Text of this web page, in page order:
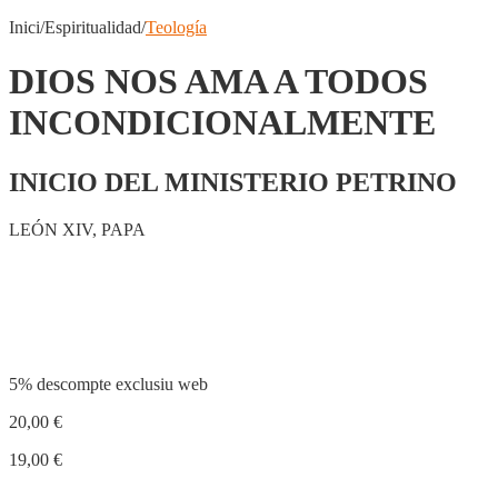
Inici/Espiritualidad/Teología
DIOS NOS AMA A TODOS
INCONDICIONALMENTE
INICIO DEL MINISTERIO PETRINO
LEÓN XIV, PAPA
5% descompte exclusiu web
20,00 €
19,00 €